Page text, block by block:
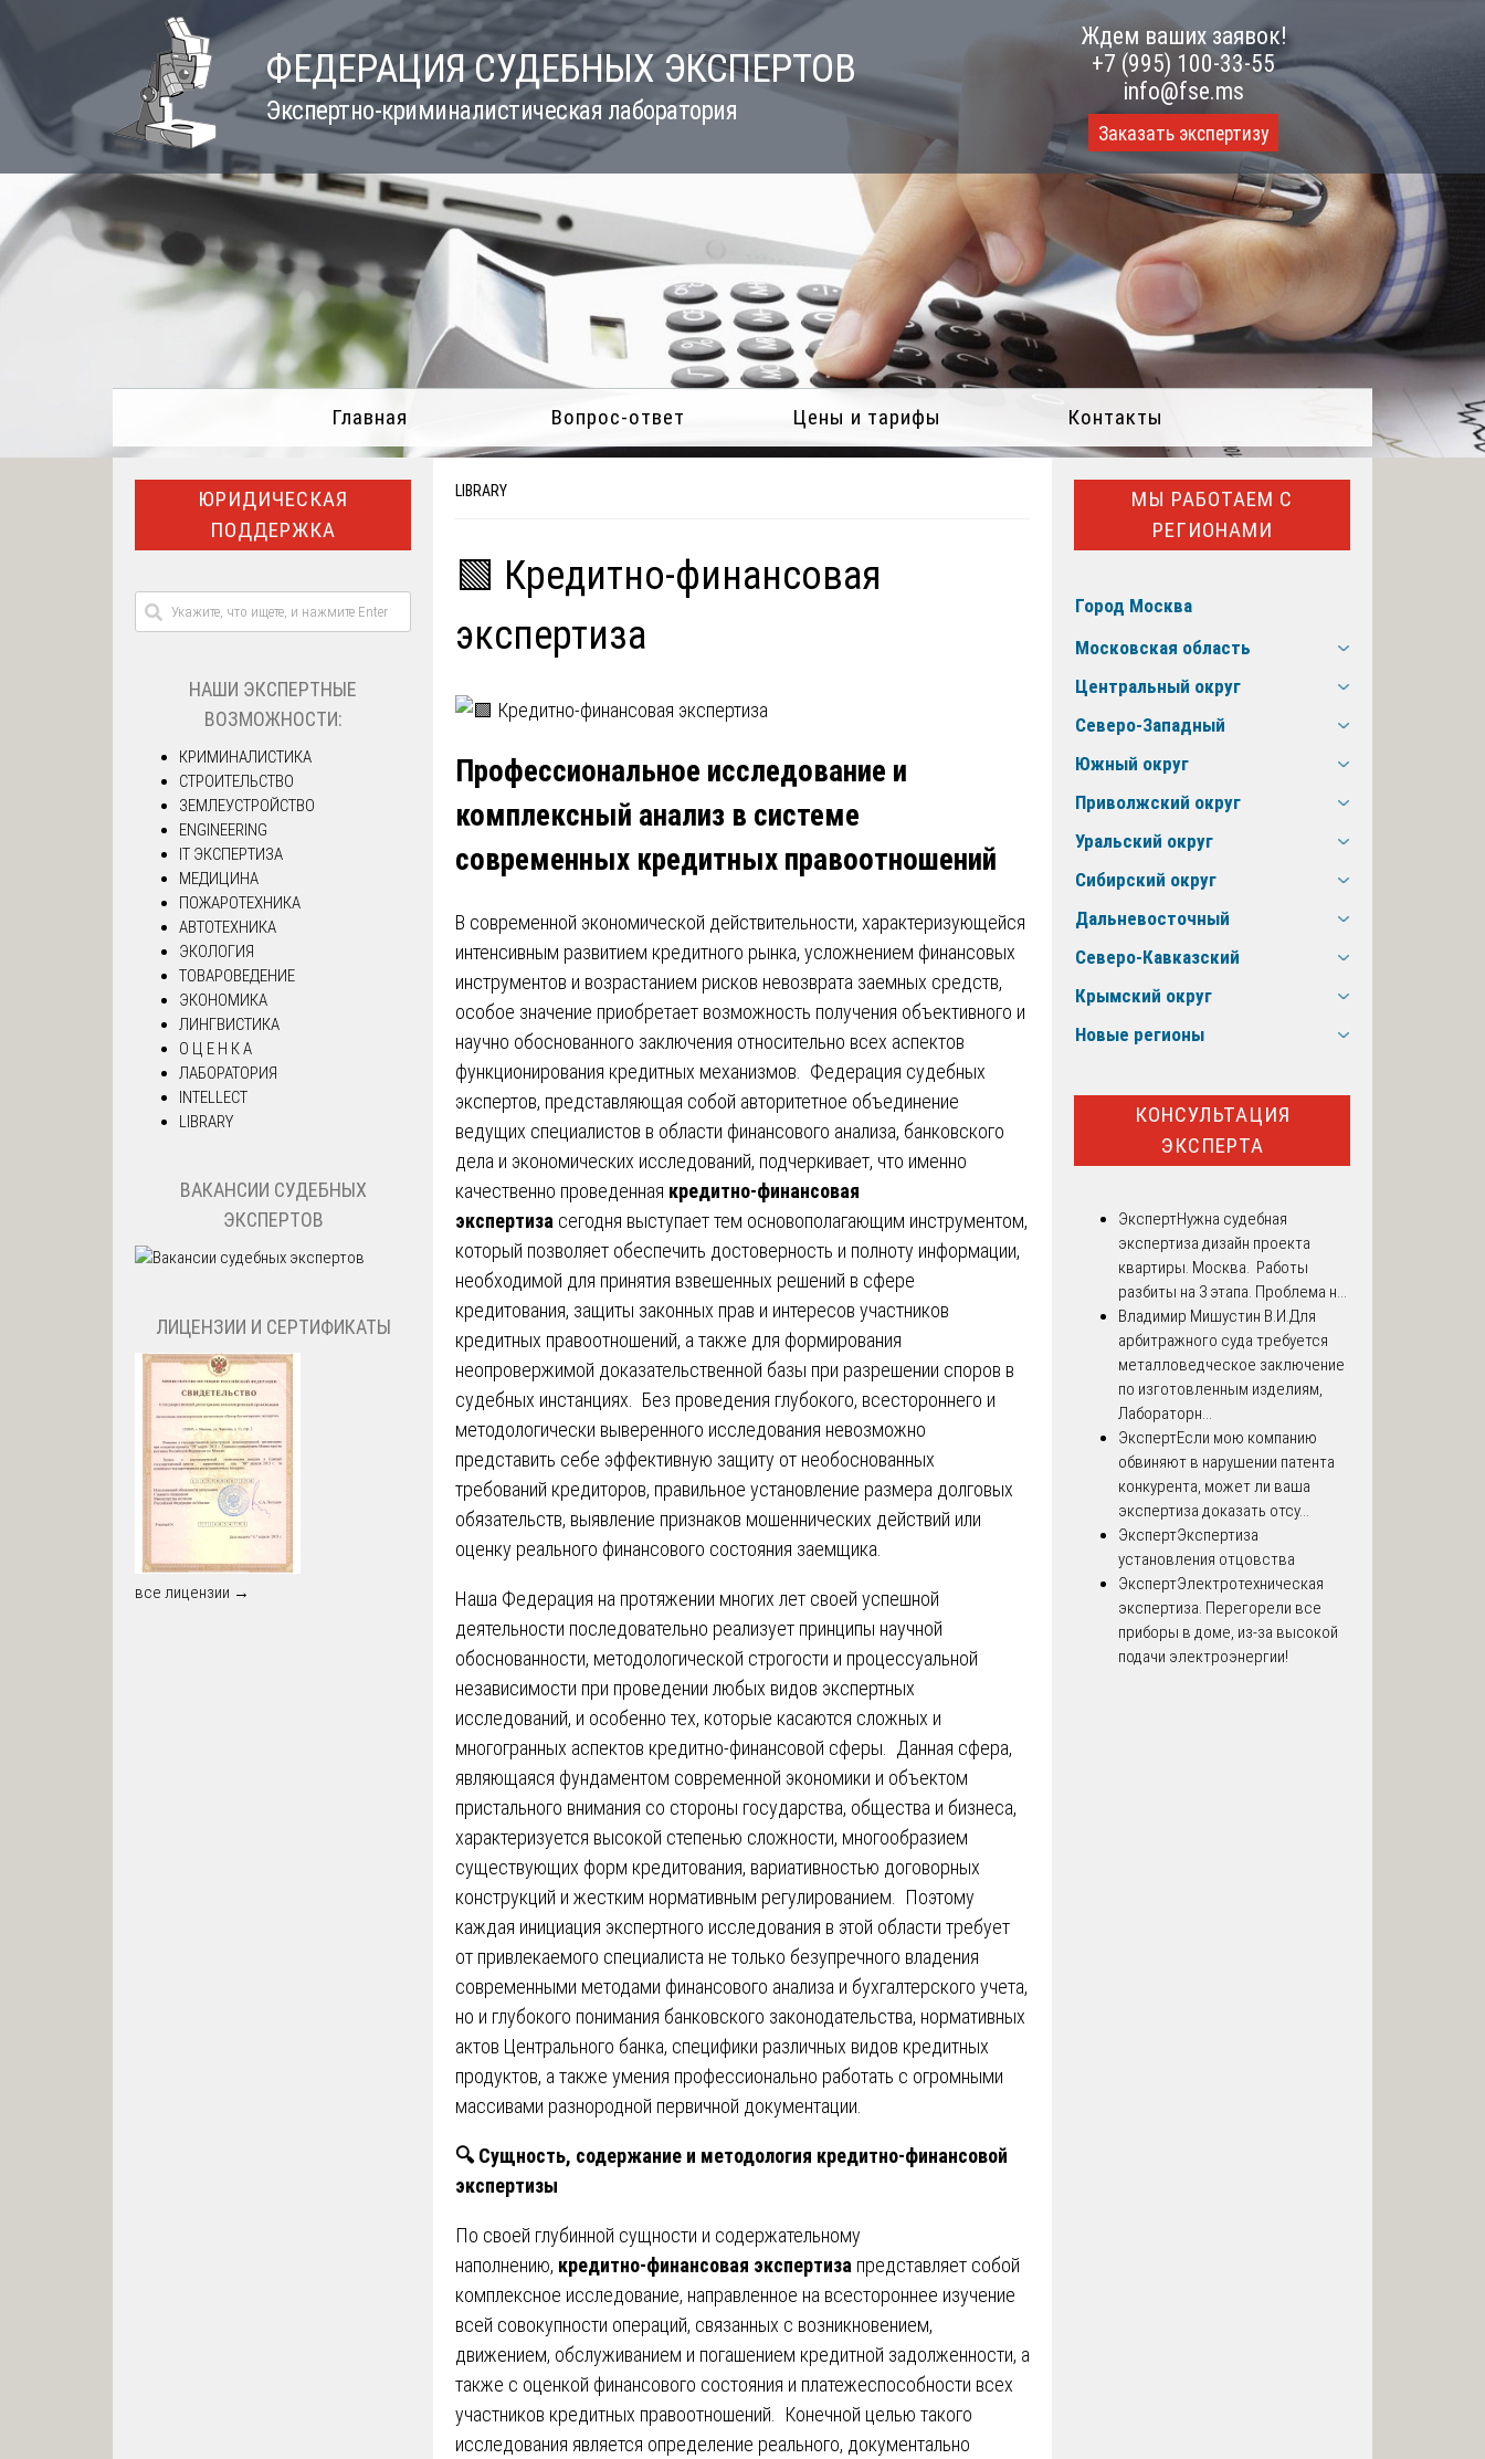
content
ФЕДЕРАЦИЯ СУДЕБНЫХ ЭКСПЕРТОВ
Экспертно-криминалистическая лаборатория
Ждем ваших заявок!
+7 (995) 100-33-55
info@fse.ms
Заказать экспертизу
Главная Вопрос-ответ Цены и тарифы Контакты
LIBRARY
🟩 Кредитно-финансовая
экспертиза
Профессиональное исследование и
комплексный анализ в системе
современных кредитных правоотношений
В современной экономической действительности, характеризующейся
интенсивным развитием кредитного рынка, усложнением финансовых
инструментов и возрастанием рисков невозврата заемных средств,
особое значение приобретает возможность получения объективного и
научно обоснованного заключения относительно всех аспектов
функционирования кредитных механизмов. Федерация судебных
экспертов, представляющая собой авторитетное объединение
ведущих специалистов в области финансового анализа, банковского
дела и экономических исследований, подчеркивает, что именно
качественно проведенная кредитно-финансовая
экспертиза сегодня выступает тем основополагающим инструментом,
который позволяет обеспечить достоверность и полноту информации,
необходимой для принятия взвешенных решений в сфере
кредитования, защиты законных прав и интересов участников
кредитных правоотношений, а также для формирования
неопровержимой доказательственной базы при разрешении споров в
судебных инстанциях. Без проведения глубокого, всестороннего и
методологически выверенного исследования невозможно
представить себе эффективную защиту от необоснованных
требований кредиторов, правильное установление размера долговых
обязательств, выявление признаков мошеннических действий или
оценку реального финансового состояния заемщика.
Наша Федерация на протяжении многих лет своей успешной
деятельности последовательно реализует принципы научной
обоснованности, методологической строгости и процессуальной
независимости при проведении любых видов экспертных
исследований, и особенно тех, которые касаются сложных и
многогранных аспектов кредитно-финансовой сферы. Данная сфера,
являющаяся фундаментом современной экономики и объектом
пристального внимания со стороны государства, общества и бизнеса,
характеризуется высокой степенью сложности, многообразием
существующих форм кредитования, вариативностью договорных
конструкций и жестким нормативным регулированием. Поэтому
каждая инициация экспертного исследования в этой области требует
от привлекаемого специалиста не только безупречного владения
современными методами финансового анализа и бухгалтерского учета,
но и глубокого понимания банковского законодательства, нормативных
актов Центрального банка, специфики различных видов кредитных
продуктов, а также умения профессионально работать с огромными
массивами разнородной первичной документации.
🔍Сущность, содержание и методология кредитно-финансовой
экспертизы
По своей глубинной сущности и содержательному
наполнению, кредитно-финансовая экспертиза представляет собой
комплексное исследование, направленное на всестороннее изучение
всей совокупности операций, связанных с возникновением,
движением, обслуживанием и погашением кредитной задолженности, а
также с оценкой финансового состояния и платежеспособности всех
участников кредитных правоотношений. Конечной целью такого
исследования является определение реального, документально
ЮРИДИЧЕСКАЯ
ПОДДЕРЖКА
НАШИ ЭКСПЕРТНЫЕ
ВОЗМОЖНОСТИ:
КРИМИНАЛИСТИКА
СТРОИТЕЛЬСТВО
ЗЕМЛЕУСТРОЙСТВО
ENGINEERING
IT ЭКСПЕРТИЗА
МЕДИЦИНА
ПОЖАРОТЕХНИКА
АВТОТЕХНИКА
ЭКОЛОГИЯ
ТОВАРОВЕДЕНИЕ
ЭКОНОМИКА
ЛИНГВИСТИКА
О Ц Е Н К А
ЛАБОРАТОРИЯ
INTELLECT
LIBRARY
ВАКАНСИИ СУДЕБНЫХ
ЭКСПЕРТОВ
ЛИЦЕНЗИИ И СЕРТИФИКАТЫ
все лицензии →
МЫ РАБОТАЕМ С
РЕГИОНАМИ
Город Москва
Московская область
Центральный округ
Северо-Западный
Южный округ
Приволжский округ
Уральский округ
Сибирский округ
Дальневосточный
Северо-Кавказский
Крымский округ
Новые регионы
КОНСУЛЬТАЦИЯ
ЭКСПЕРТА
ЭкспертНужна судебная
экспертиза дизайн проекта
квартиры. Москва. Работы
разбиты на 3 этапа. Проблема н...
Владимир Мишустин В.И.Для
арбитражного суда требуется
металловедческое заключение
по изготовленным изделиям,
Лабораторн...
ЭкспертЕсли мою компанию
обвиняют в нарушении патента
конкурента, может ли ваша
экспертиза доказать отсу...
ЭкспертЭкспертиза
установления отцовства
ЭкспертЭлектротехническая
экспертиза. Перегорели все
приборы в доме, из-за высокой
подачи электроэнергии!